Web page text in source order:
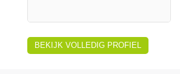
BEKIJK VOLLEDIG PROFIEL